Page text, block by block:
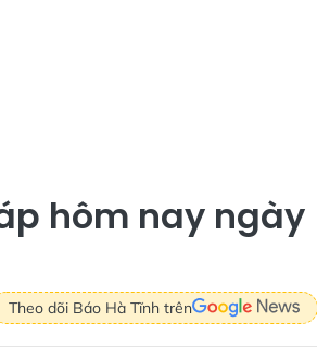
hôm nay ngày
Theo dõi Báo Hà Tĩnh trên